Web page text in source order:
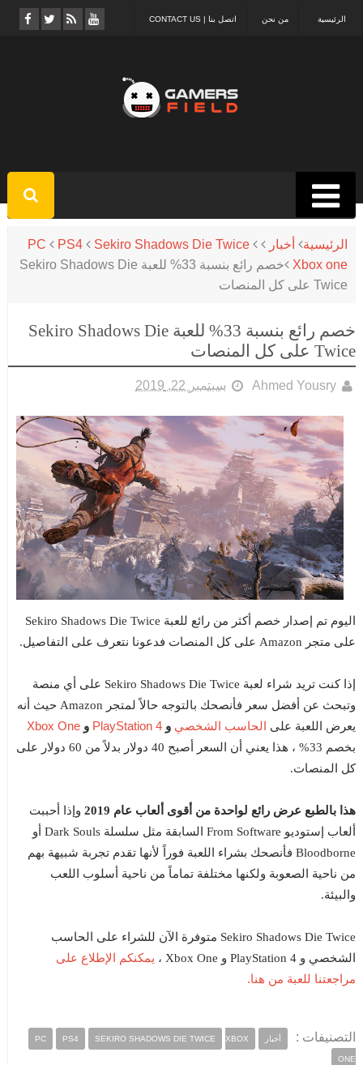
اتصل بنا | CONTACT US من نحن الرئيسية
الرئيسية أخبار PC PS4
Sekiro Shadows Die Twice
Xbox one
خصم رائع بنسبة 33% للعبة Sekiro Shadows Die
Twice على كل المنصات
خصم رائع بنسبة 33% للعبة Sekiro Shadows Die
Twice على كل المنصات
Ahmed Yousry سبتمبر 22, 2019
اليوم تم إصدار خصم أكثر من رائع للعبة Sekiro Shadows Die Twice
على متجر Amazon على كل المنصات فدعونا نتعرف على التفاصيل.
إذا كنت تريد شراء لعبة Sekiro Shadows Die Twice على أي منصة
وتبحث عن أفضل سعر فأنصحك بالتوجه حالاً لمتجر Amazon حيث أنه
يعرض اللعبة على الحاسب الشخصي و PlayStation 4 و Xbox One
بخصم 33% ، هذا يعني أن السعر أصبح 40 دولار بدلاً من 60 دولار على
كل المنصات.
هذا بالطبع عرض رائع لواحدة من أقوى ألعاب عام 2019
وإذا أحببت
ألعاب إستوديو From Software السابقة مثل سلسلة Dark Souls أو
Bloodborne فأنصحك بشراء اللعبة فوراً لأنها تقدم تجربة شبيهة بهم
من ناحية الصعوبة ولكنها مختلفة تماماً من ناحية أسلوب اللعب
والبيئة.
Sekiro Shadows Die Twice متوفرة الآن للشراء على الحاسب
الشخصي و PlayStation 4 و Xbox One ،
يمكنكم الإطلاع على
مراجعتنا للعبة من هنا.
التصنيفات : أخبار PC PS4 SEKIRO SHADOWS DIE TWICE XBOX
ONE